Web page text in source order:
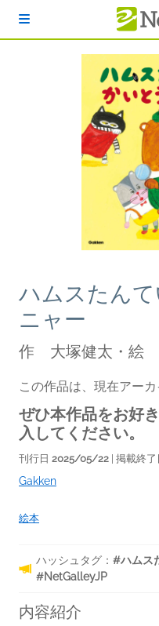
ハムスたん
ニャー
作 大塚健太・絵
この作品は、現在アーカ
ぜひ本作品をお好
入してください。
刊行日 2025/05/22 | 掲載終了
Gakken
絵本
ハッシュタグ： #ハムス
#NetGalleyJP
内容紹介